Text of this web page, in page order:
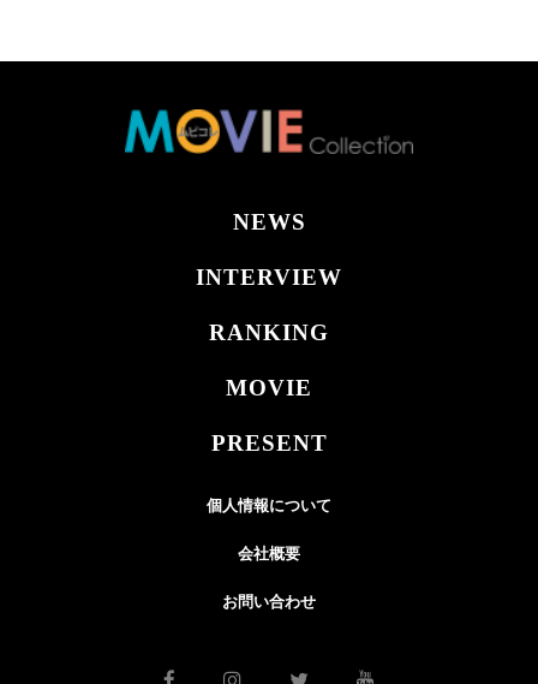
NEWS
INTERVIEW
RANKING
MOVIE
PRESENT
個人情報について
会社概要
お問い合わせ